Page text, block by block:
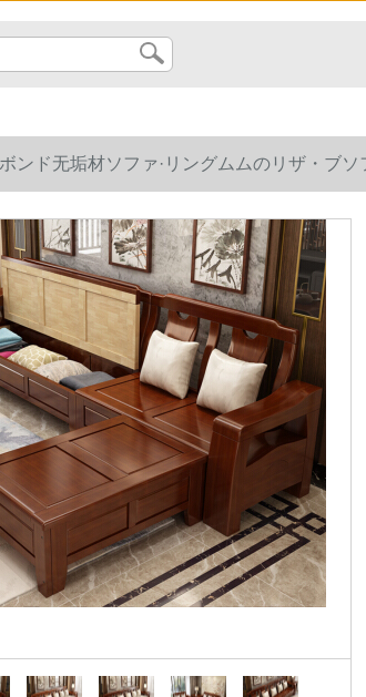
ンド无垢材ソファ·リングムムのリザ・ブ
ソファァ胡桃色独立1人挂け